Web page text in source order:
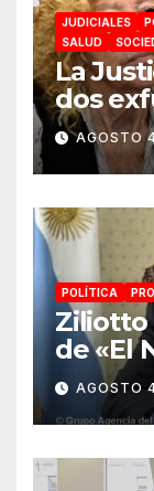
JUDICIALES
SALUD
La
dos
causa
AGOSTO
POLÍTICA
Ziliotto
de «El
AGOSTO